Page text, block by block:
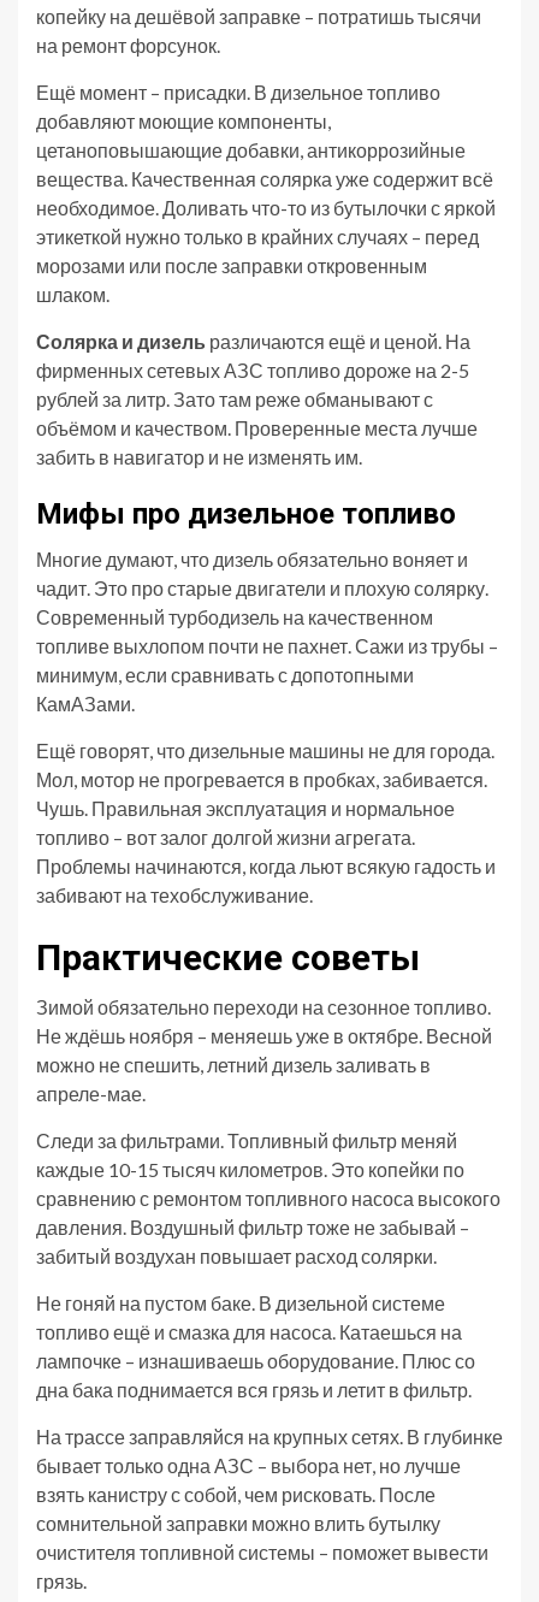
копейку на дешёвой заправке – потратишь тысячи
на ремонт форсунок.
Ещё момент – присадки. В дизельное топливо
добавляют моющие компоненты,
цетаноповышающие добавки, антикоррозийные
вещества. Качественная солярка уже содержит всё
необходимое. Доливать что-то из бутылочки с яркой
этикеткой нужно только в крайних случаях – перед
морозами или после заправки откровенным
шлаком.
Солярка и дизель различаются ещё и ценой. На
фирменных сетевых АЗС топливо дороже на 2-5
рублей за литр. Зато там реже обманывают с
объёмом и качеством. Проверенные места лучше
забить в навигатор и не изменять им.
Мифы про дизельное топливо
Многие думают, что дизель обязательно воняет и
чадит. Это про старые двигатели и плохую солярку.
Современный турбодизель на качественном
топливе выхлопом почти не пахнет. Сажи из трубы –
минимум, если сравнивать с допотопными
КамАЗами.
Ещё говорят, что дизельные машины не для города.
Мол, мотор не прогревается в пробках, забивается.
Чушь. Правильная эксплуатация и нормальное
топливо – вот залог долгой жизни агрегата.
Проблемы начинаются, когда льют всякую гадость и
забивают на техобслуживание.
Практические советы
Зимой обязательно переходи на сезонное топливо.
Не ждёшь ноября – меняешь уже в октябре. Весной
можно не спешить, летний дизель заливать в
апреле-мае.
Следи за фильтрами. Топливный фильтр меняй
каждые 10-15 тысяч километров. Это копейки по
сравнению с ремонтом топливного насоса высокого
давления. Воздушный фильтр тоже не забывай –
забитый воздухан повышает расход солярки.
Не гоняй на пустом баке. В дизельной системе
топливо ещё и смазка для насоса. Катаешься на
лампочке – изнашиваешь оборудование. Плюс со
дна бака поднимается вся грязь и летит в фильтр.
На трассе заправляйся на крупных сетях. В глубинке
бывает только одна АЗС – выбора нет, но лучше
взять канистру с собой, чем рисковать. После
сомнительной заправки можно влить бутылку
очистителя топливной системы – поможет вывести
грязь.